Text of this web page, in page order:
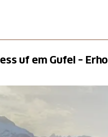
uf em Gufel –